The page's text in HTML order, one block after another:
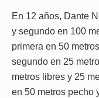
En 12 años, Dante
y segundo en 100
primera en 50
segundo en 25
metros libres y 25
en 50 metros pecho